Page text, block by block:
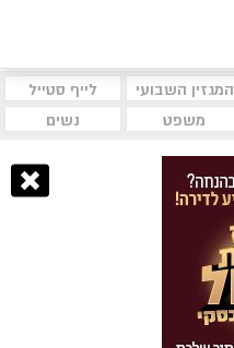
המגזין השבועי
לייף סטייל
משפט נשים